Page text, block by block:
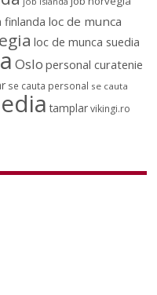
finlanda loc de munca
loc de munca suedia
Oslo personal curatenie
se cauta personal se cauta
tamplar vikingi.ro